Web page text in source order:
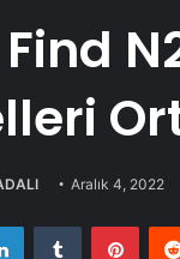
Aralık 4, 2022
LinkedInTumblr